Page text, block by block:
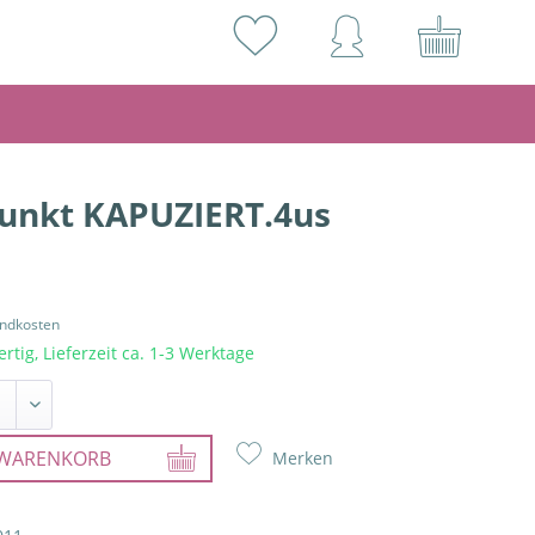
KAPUZIERT.4us
Lieferzeit ca. 1-3 Werktage
Merken